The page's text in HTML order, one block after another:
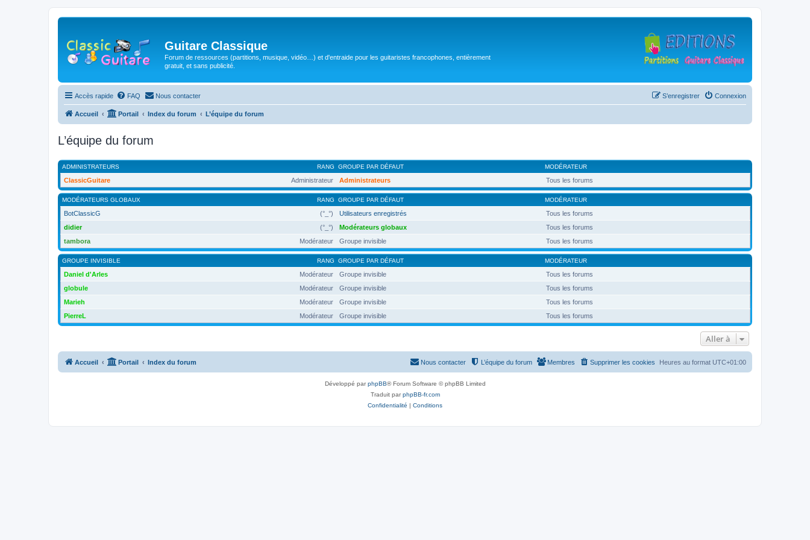
Guitare Classique
Forum de ressources (partitions, musique, vidéo…) et d'entraide pour les guitaristes francophones, entièrement
gratuit, et sans publicité.
Accès rapide FAQ Nous contacter Connexion
S’enregistrer
Accueil Portail Index du forum L’équipe du forum
L’équipe du forum
RANG
ADMINISTRATEURS GROUPE PAR DÉFAUT MODÉRATEUR
Administrateur
ClassicGuitare Administrateurs Tous les forums
RANG
MODÉRATEURS GLOBAUX GROUPE PAR DÉFAUT MODÉRATEUR
(°_°)
BotClassicG Utilisateurs enregistrés
Tous les forums
(°_°)
didier Modérateurs globaux
Tous les forums
Modérateur
tambora Groupe invisible Tous les forums
RANG
GROUPE INVISIBLE GROUPE PAR DÉFAUT MODÉRATEUR
Modérateur
Daniel d'Arles Groupe invisible
Tous les forums
Modérateur
globule Groupe invisible
Tous les forums
Modérateur
Marieh Groupe invisible
Tous les forums
Modérateur
PierreL Groupe invisible Tous les forums
Aller à
Accueil Portail Index du forum Heures au format UTC+01:00
Supprimer les cookies
Membres
L’équipe du forum
Nous contacter
Développé parphpBB® Forum Software © phpBB Limited
Traduit parphpBB-fr.com
Confidentialité | Conditions